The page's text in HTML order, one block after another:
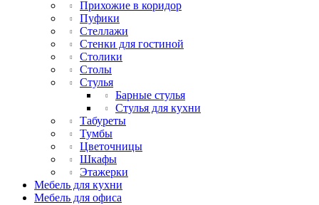
Прихожие в коридор
Пуфики
Стеллажи
Стенки для гостиной
Столики
Столы
Стулья
Барные стулья
Стулья для кухни
Табуреты
Тумбы
Цветочницы
Шкафы
Этажерки
Мебель для кухни
Мебель для офиса